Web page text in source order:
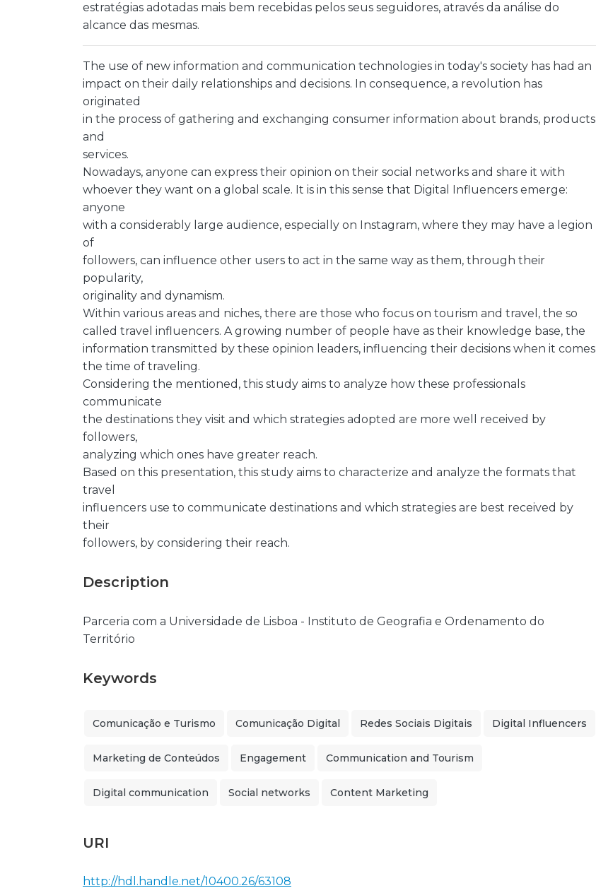
estratégias adotadas mais bem recebidas pelos seus seguidores, através da análise do
alcance das mesmas.
The use of new information and communication technologies in today's society has had an
impact on their daily relationships and decisions. In consequence, a revolution has
originated
in the process of gathering and exchanging consumer information about brands, products
and
services.
Nowadays, anyone can express their opinion on their social networks and share it with
whoever they want on a global scale. It is in this sense that Digital Influencers emerge:
anyone
with a considerably large audience, especially on Instagram, where they may have a legion
of
followers, can influence other users to act in the same way as them, through their
popularity,
originality and dynamism.
Within various areas and niches, there are those who focus on tourism and travel, the so
called travel influencers. A growing number of people have as their knowledge base, the
information transmitted by these opinion leaders, influencing their decisions when it comes
the time of traveling.
Considering the mentioned, this study aims to analyze how these professionals
communicate
the destinations they visit and which strategies adopted are more well received by
followers,
analyzing which ones have greater reach.
Based on this presentation, this study aims to characterize and analyze the formats that
travel
influencers use to communicate destinations and which strategies are best received by
their
followers, by considering their reach.
Description
Parceria com a Universidade de Lisboa - Instituto de Geografia e Ordenamento do
Território
Keywords
Comunicação e Turismo Comunicação Digital Redes Sociais Digitais Digital Influencers
Marketing de Conteúdos Engagement Communication and Tourism
Digital communication Social networks Content Marketing
URI
http://hdl.handle.net/10400.26/63108